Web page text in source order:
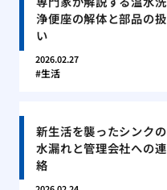
浄便座の解体と部品の扱
い
2026.02.27
生活
新生活を襲ったシンクの
水漏れと管理会社への連
絡